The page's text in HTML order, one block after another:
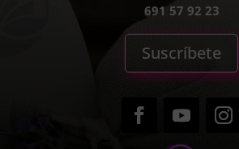
691 57 92 23
Suscríbete